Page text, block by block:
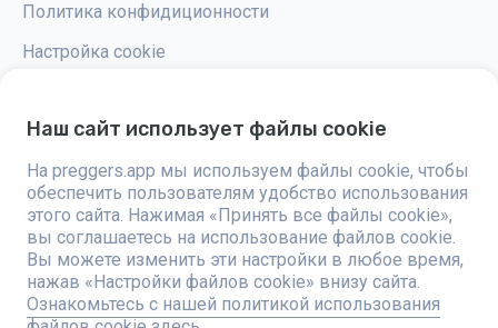
Политика конфидиционности
Настройка cookie
Preggers — это приложение, разработанное шведской компанией
Stroller AB в 2017 году, направленное на упрощение родительства для
будущих и новоиспеченных родителей по всему миру. Благодаря
разнообразной команде и сотрудничеству с экспертами, были
разработаны удобные в использовании приложения, которыми
пользуются более двух миллионов человек. Preggers предлагает
уникальный 3D-опыт, предоставляя персонализированные
обновления, советы и инструменты для каждого этапа беременности.
Приложение также поддерживает новоиспеченных родителей
практическими советами по уходу за новорожденными.
Наш сайт использует файлы cookie
На preggers.app мы используем файлы cookie, чтобы
обеспечить пользователям удобство использования
этого сайта. Нажимая «Принять все файлы cookie»,
вы соглашаетесь на использование файлов cookie.
Вы можете изменить эти настройки в любое время,
нажав «Настройки файлов cookie» внизу сайта.
Ознакомьтесь с нашей политикой использования